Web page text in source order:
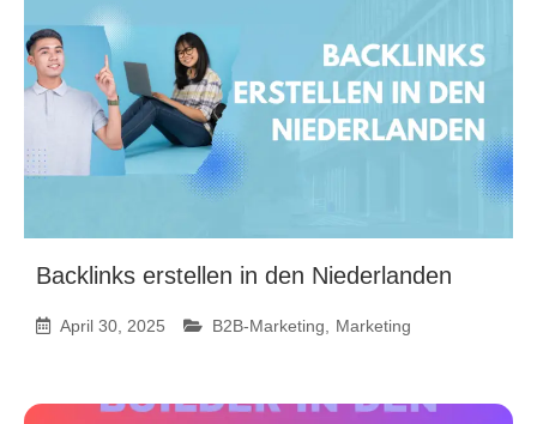
Backlinks erstellen in den Niederlanden
April 30, 2025 B2B-Marketing, Marketing